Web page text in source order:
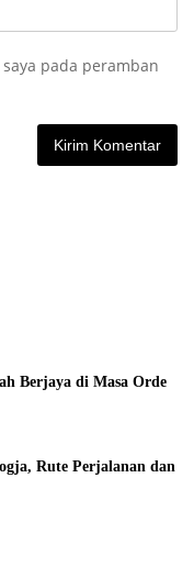
pada peramban
Berjaya di Masa Orde
Rute Perjalanan dan